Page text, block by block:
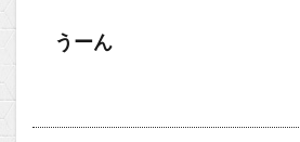
うーん